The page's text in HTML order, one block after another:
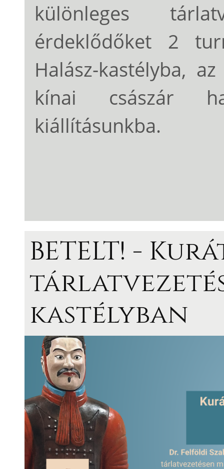
különleges
érdeklődőket 2
Halász-kastélyba,
kínai császár
kiállításunkba.
BETELT! -
kastélyban